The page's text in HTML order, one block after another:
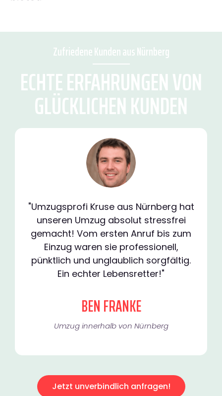
Zufriedene Kunden aus Nürnberg
ECHTE ERFAHRUNGEN VON
GLÜCKLICHEN KUNDEN
"Umzugsprofi Kruse aus Nürnberg hat
unseren Umzug absolut stressfrei
gemacht! Vom ersten Anruf bis zum
Einzug waren sie professionell,
pünktlich und unglaublich sorgfältig.
Ein echter Lebensretter!"
BEN FRANKE
Umzug innerhalb von Nürnberg​
Jetzt unverbindlich anfragen!